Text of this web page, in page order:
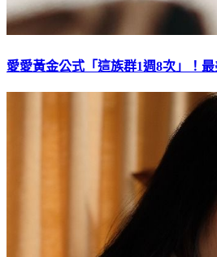
愛愛黃金公式「這族群1週8次」！